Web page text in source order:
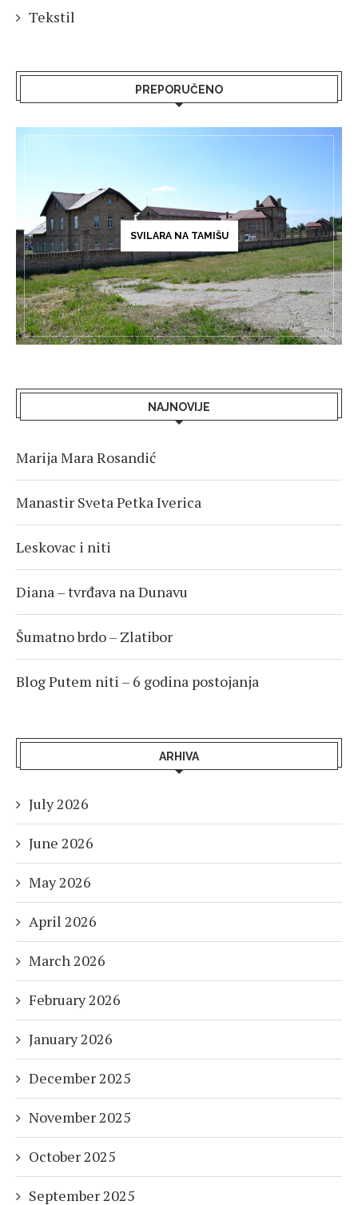
Tekstil
PREPORUČENO
SVILARA NA TAMIŠU
NAJNOVIJE
Marija Mara Rosandić
Manastir Sveta Petka Iverica
Leskovac i niti
Diana – tvrđava na Dunavu
Šumatno brdo – Zlatibor
Blog Putem niti – 6 godina postojanja
ARHIVA
July 2026
June 2026
May 2026
April 2026
March 2026
February 2026
January 2026
December 2025
November 2025
October 2025
September 2025